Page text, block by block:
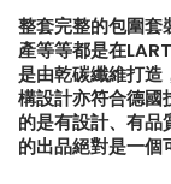
整套完整的包圍套
產等等都是在
是由乾碳纖維打
構設計亦符合德國
的是有設計、有
的出品絕對是一個
【再向經典致敬
XL化身迷你G-